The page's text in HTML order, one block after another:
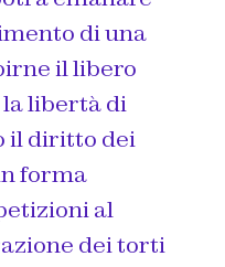
di una
il libero
libertà di
il diritto dei
forma
al
dei torti